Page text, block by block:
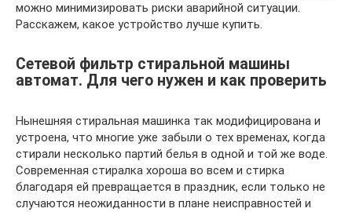
можно минимизировать риски аварийной ситуации.
Расскажем, какое устройство лучше купить.
Сетевой фильтр стиральной машины
автомат. Для чего нужен и как проверить
Нынешняя стиральная машинка так модифицирована и
устроена, что многие уже забыли о тех временах, когда
стирали несколько партий белья в одной и той же воде.
Современная стиралка хороша во всем и стирка
благодаря ей превращается в праздник, если только не
случаются неожиданности в плане неисправностей и